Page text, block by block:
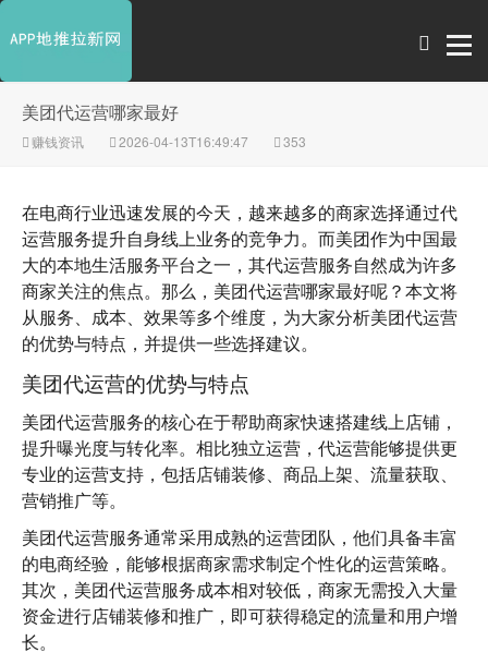
美团代运营哪家最好
赚钱资讯 2026-04-13T16:49:47 353
在电商行业迅速发展的今天，越来越多的商家选择通过代
运营服务提升自身线上业务的竞争力。而美团作为中国最
大的本地生活服务平台之一，其代运营服务自然成为许多
商家关注的焦点。那么，美团代运营哪家最好呢？本文将
从服务、成本、效果等多个维度，为大家分析美团代运营
的优势与特点，并提供一些选择建议。
美团代运营的优势与特点
美团代运营服务的核心在于帮助商家快速搭建线上店铺，
提升曝光度与转化率。相比独立运营，代运营能够提供更
专业的运营支持，包括店铺装修、商品上架、流量获取、
营销推广等。
美团代运营服务通常采用成熟的运营团队，他们具备丰富
的电商经验，能够根据商家需求制定个性化的运营策略。
其次，美团代运营服务成本相对较低，商家无需投入大量
资金进行店铺装修和推广，即可获得稳定的流量和用户增
长。